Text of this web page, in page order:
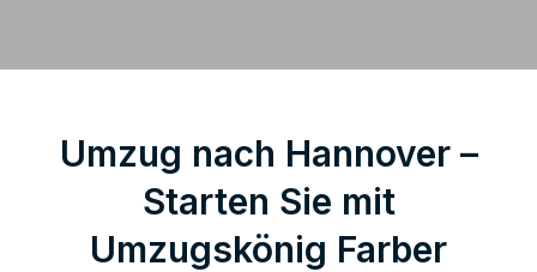
Umzug nach Hannover –
Starten Sie mit
Umzugskönig Farber